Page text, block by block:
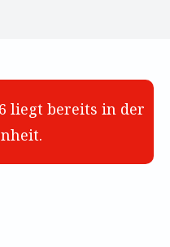
liegt bereits in der